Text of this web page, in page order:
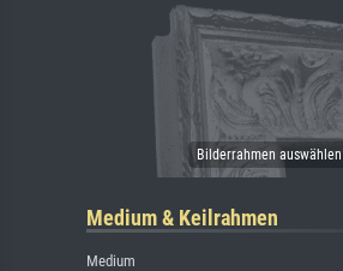
Medium & Keilrahmen
Medium